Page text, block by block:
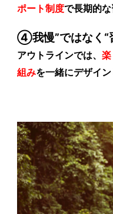
ポート制度で長期的な
④我慢”ではなく“
アウトラインでは、
組みを一緒にデザイン